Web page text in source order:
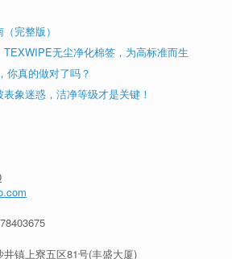
完整版）
无尘净化棉签，为高标准而生
你真的做对了吗？
象迷惑，洁净等级才是关键！
镇上寮五区81号(丰盛大厦)